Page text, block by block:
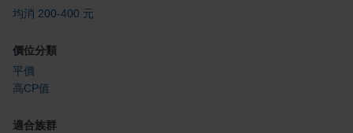
均消 200-400 元
價位分類
平價
高CP值
適合族群